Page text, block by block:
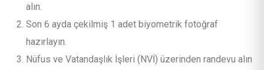
alın.
Son 6 ayda çekilmiş 1 adet biyometrik fotoğraf
hazırlayın.
Nüfus ve Vatandaşlık İşleri (NVİ) üzerinden randevu alın